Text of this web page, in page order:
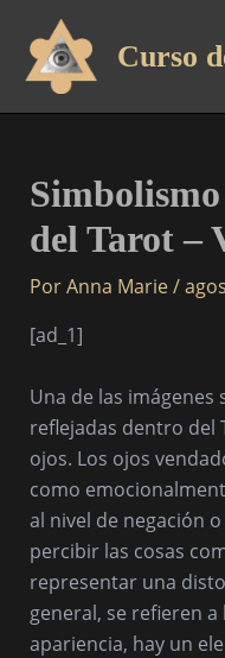
contenido
Curso
del Tarot –
PorAnna Marie/
[ad_1]
Una de las
reflejadas dentro del
ojos. Los ojos
como
al nivel de negación
percibir las cosas
representar una
general, se refieren
apariencia, hay un